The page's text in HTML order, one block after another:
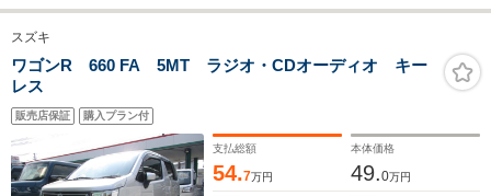
スズキ
ワゴンR 660 FA 5MT ラジオ・CDオーディオ キー
レス
販売店保証 購入プラン付
支払総額
54.7万円
本体価格
49.0万円